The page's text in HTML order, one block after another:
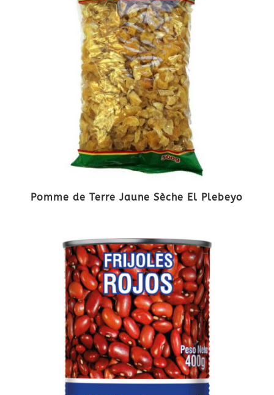
Pomme de Terre Jaune Sèche El Plebeyo